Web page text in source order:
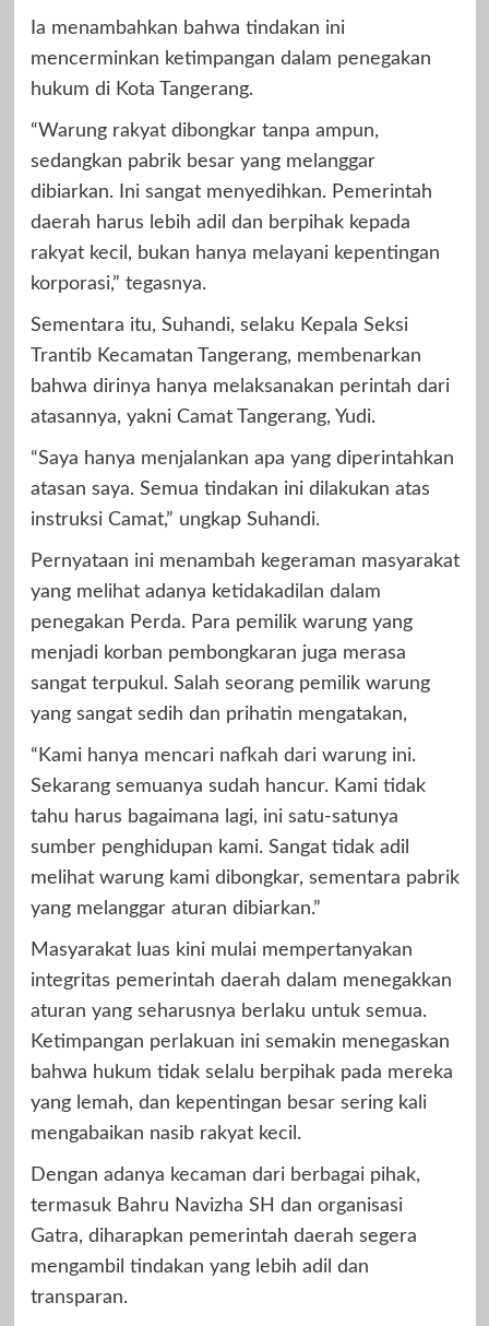
Ia menambahkan bahwa tindakan ini
mencerminkan ketimpangan dalam penegakan
hukum di Kota Tangerang.
“Warung rakyat dibongkar tanpa ampun,
sedangkan pabrik besar yang melanggar
dibiarkan. Ini sangat menyedihkan. Pemerintah
daerah harus lebih adil dan berpihak kepada
rakyat kecil, bukan hanya melayani kepentingan
korporasi,” tegasnya.
Sementara itu, Suhandi, selaku Kepala Seksi
Trantib Kecamatan Tangerang, membenarkan
bahwa dirinya hanya melaksanakan perintah dari
atasannya, yakni Camat Tangerang, Yudi.
“Saya hanya menjalankan apa yang diperintahkan
atasan saya. Semua tindakan ini dilakukan atas
instruksi Camat,” ungkap Suhandi.
Pernyataan ini menambah kegeraman masyarakat
yang melihat adanya ketidakadilan dalam
penegakan Perda. Para pemilik warung yang
menjadi korban pembongkaran juga merasa
sangat terpukul. Salah seorang pemilik warung
yang sangat sedih dan prihatin mengatakan,
“Kami hanya mencari nafkah dari warung ini.
Sekarang semuanya sudah hancur. Kami tidak
tahu harus bagaimana lagi, ini satu-satunya
sumber penghidupan kami. Sangat tidak adil
melihat warung kami dibongkar, sementara pabrik
yang melanggar aturan dibiarkan.”
Masyarakat luas kini mulai mempertanyakan
integritas pemerintah daerah dalam menegakkan
aturan yang seharusnya berlaku untuk semua.
Ketimpangan perlakuan ini semakin menegaskan
bahwa hukum tidak selalu berpihak pada mereka
yang lemah, dan kepentingan besar sering kali
mengabaikan nasib rakyat kecil.
Dengan adanya kecaman dari berbagai pihak,
termasuk Bahru Navizha SH dan organisasi
Gatra, diharapkan pemerintah daerah segera
mengambil tindakan yang lebih adil dan
transparan.